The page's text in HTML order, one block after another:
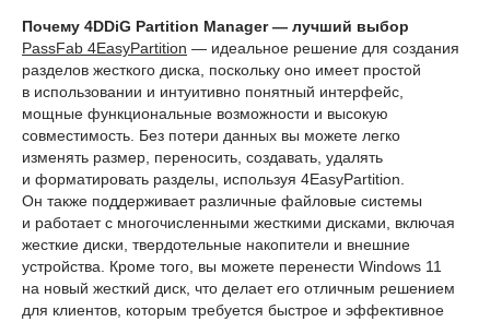
Почему 4DDiG Partition Manager — лучший выбор
PassFab 4EasyPartition — идеальное решение для создания
разделов жесткого диска, поскольку оно имеет простой
в использовании и интуитивно понятный интерфейс,
мощные функциональные возможности и высокую
совместимость. Без потери данных вы можете легко
изменять размер, переносить, создавать, удалять
и форматировать разделы, используя 4EasyPartition.
Он также поддерживает различные файловые системы
и работает с многочисленными жесткими дисками, включая
жесткие диски, твердотельные накопители и внешние
устройства. Кроме того, вы можете перенести Windows 11
на новый жесткий диск, что делает его отличным решением
для клиентов, которым требуется быстрое и эффективное